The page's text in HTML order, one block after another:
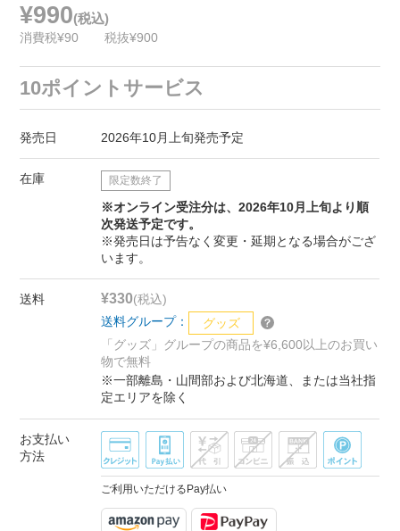
¥990(税込)
消費税¥90 税抜¥900
10ポイントサービス
発売日 2026年10月上旬発売予定
在庫 限定数終了
※オンライン受注分は、2026年10月上旬より順
次発送予定です。
※発売日は予告なく変更・延期となる場合がござ
います。
送料 ¥330(税込)
送料グループ：
グッズ
「グッズ」グループの商品を¥6,600以上のお買い
物で無料
※一部離島・山間部および北海道、または当社指
定エリアを除く
お支払い
方法
ご利用いただけるPay払い